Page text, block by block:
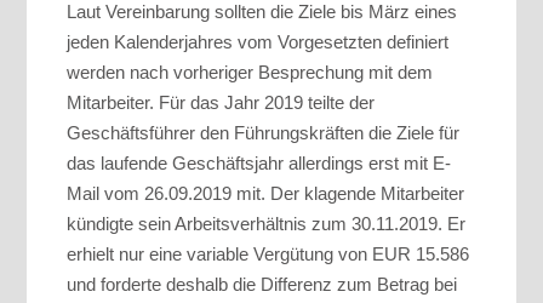
Laut Vereinbarung sollten die Ziele bis März eines
jeden Kalenderjahres vom Vorgesetzten definiert
werden nach vorheriger Besprechung mit dem
Mitarbeiter. Für das Jahr 2019 teilte der
Geschäftsführer den Führungskräften die Ziele für
das laufende Geschäftsjahr allerdings erst mit E-
Mail vom 26.09.2019 mit. Der klagende Mitarbeiter
kündigte sein Arbeitsverhältnis zum 30.11.2019. Er
erhielt nur eine variable Vergütung von EUR 15.586
und forderte deshalb die Differenz zum Betrag bei